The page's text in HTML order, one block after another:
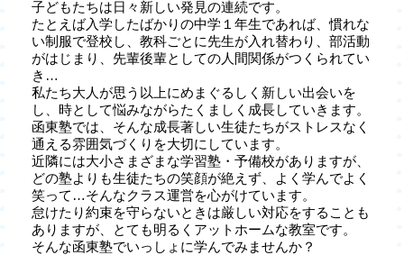
子どもたちは日々新しい発見の連続です。
たとえば入学したばかりの中学１年生であれば、慣れな
い制服で登校し、教科ごとに先生が入れ替わり、部活動
がはじまり、先輩後輩としての人間関係がつくられてい
き…
私たち大人が思う以上にめまぐるしく新しい出会いを
し、時として悩みながらたくましく成長していきます。
函東塾では、そんな成長著しい生徒たちがストレスなく
通える雰囲気づくりを大切にしています。
近隣には大小さまざまな学習塾・予備校がありますが、
どの塾よりも生徒たちの笑顔が絶えず、よく学んでよく
笑って…そんなクラス運営を心がけています。
怠けたり約束を守らないときは厳しい対応をすることも
ありますが、とても明るくアットホームな教室です。
そんな函東塾でいっしょに学んでみませんか？